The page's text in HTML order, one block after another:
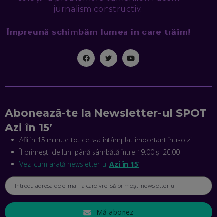
LA JOB! CUM DEMONSTREZI ABILITĂȚI ȘI CÂȘTIGI PREMII
ANTONIO ENACHE, SENSE4FIT: CUM TE AJUTĂ
CRISTIAN GROZEA, BEEFAST: PREGĂTIM CEL MAI BUN
REVOLUȚIONA LIVRĂRILE RAPIDE, DIN ROMÂNIA PÂNĂ ÎN
ASIA
ANDREI NICOARĂ, EXPERT ÎN E-GUVERNARE: N-O SĂ NE
MAI MEARGĂ PREA MULT CU MANȚOGĂRII! DACĂ NU NE
RESPECTĂM OBLIGAȚIILE EUROPENE, VOM AVEA
PROBLEME
EP. 42
jurnalism constructiv.
Împreună schimbăm lumea în care trăim!
Abonează-te la Newsletter-ul SPOT
Azi în 15’
Afli în 15 minute tot ce s-a întâmplat important într-o zi
Îl primești de luni până sâmbătă între 19:00 și 20:00
Vezi cum arată newsletter-ul Azi în 15’
Mă abonez